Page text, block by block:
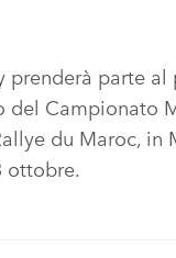
prenderà parte al
del Campionato
du Maroc, in
ottobre.